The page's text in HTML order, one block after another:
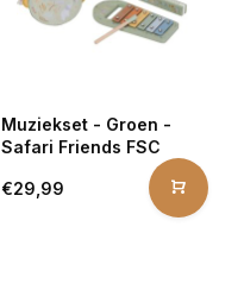
Muziekset - Groen -
Safari Friends FSC
€29,99